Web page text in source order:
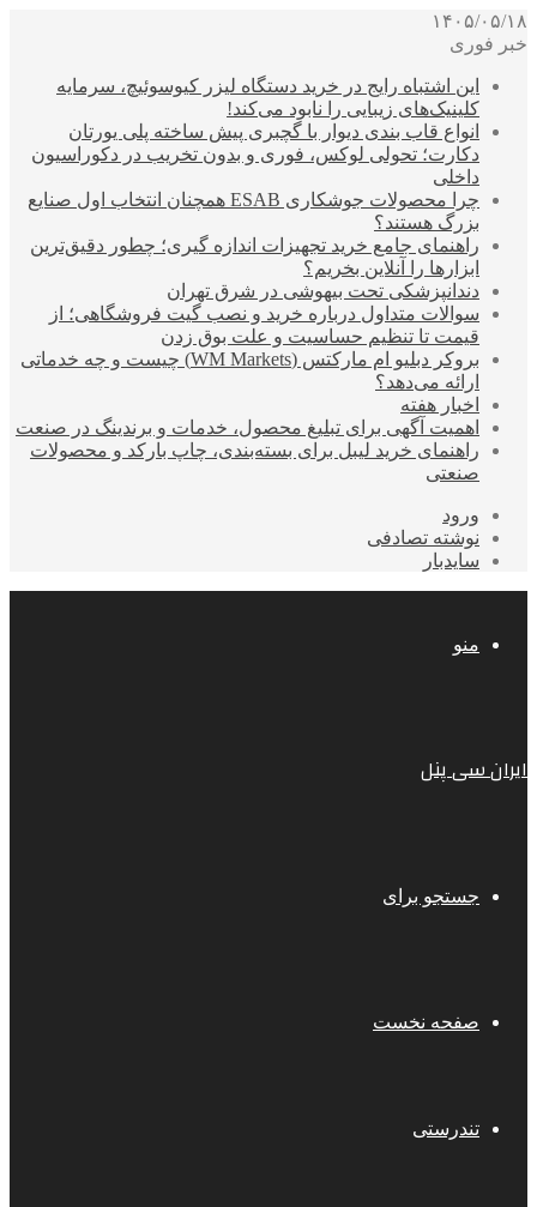
۱۴۰۵/۰۵/۱۸
خبر فوری
این اشتباه رایج در خرید دستگاه لیزر کیوسوئیچ، سرمایه
کلینیک‌های زیبایی را نابود می‌کند!
انواع قاب بندی دیوار با گچبری پیش ساخته پلی یورتان
دکارت؛ تحولی لوکس، فوری و بدون تخریب در دکوراسیون
داخلی
چرا محصولات جوشکاری ESAB همچنان انتخاب اول صنایع
بزرگ هستند؟
راهنمای جامع خرید تجهیزات اندازه گیری؛ چطور دقیق‌ترین
ابزارها را آنلاین بخریم؟
دندانپزشکی تحت بیهوشی در شرق تهران
سوالات متداول درباره خرید و نصب گیت فروشگاهی؛ از
قیمت تا تنظیم حساسیت و علت بوق زدن
بروکر دبلیو ام مارکتس (WM Markets) چیست و چه خدماتی
ارائه می‌دهد؟
اخبار هفته
اهمیت آگهی برای تبلیغ محصول، خدمات و برندینگ در صنعت
راهنمای خرید لیبل برای بسته‌بندی، چاپ بارکد و محصولات
صنعتی
ورود
نوشته تصادفی
سایدبار
منو
ایران سی پنل
جستجو برای
صفحه نخست
تندرستی